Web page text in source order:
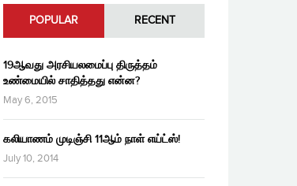
POPULAR RECENT
19ஆவது அரசியலமைப்பு திருத்தம்
உண்மையில் சாதித்தது என்ன?
May 6, 2015
கலியாணம் முடிஞ்சி 11ஆம் நாள் எய்ட்ஸ்!
July 10, 2014